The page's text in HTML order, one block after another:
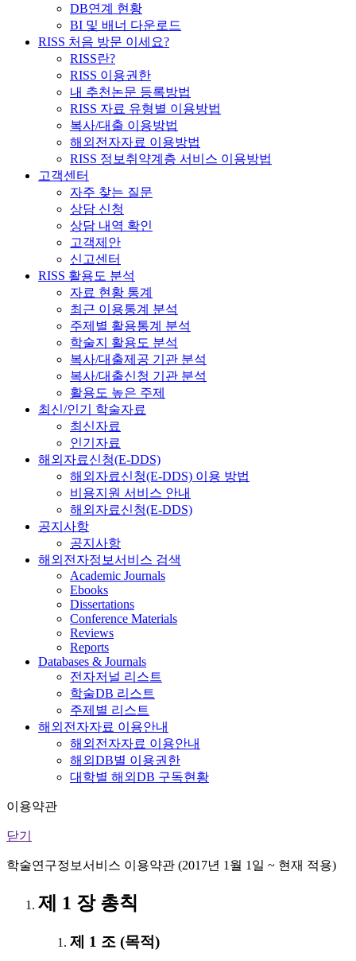
DB연계 현황
BI 및 배너 다운로드
RISS 처음 방문 이세요?
RISS란?
RISS 이용권한
내 추천논문 등록방법
RISS 자료 유형별 이용방법
복사/대출 이용방법
해외전자자료 이용방법
RISS 정보취약계층 서비스 이용방법
고객센터
자주 찾는 질문
상담 신청
상담 내역 확인
고객제안
신고센터
RISS 활용도 분석
자료 현황 통계
최근 이용통계 분석
주제별 활용통계 분석
학술지 활용도 분석
복사/대출제공 기관 분석
복사/대출신청 기관 분석
활용도 높은 주제
최신/인기 학술자료
최신자료
인기자료
해외자료신청(E-DDS)
해외자료신청(E-DDS) 이용 방법
비용지원 서비스 안내
해외자료신청(E-DDS)
공지사항
공지사항
해외전자정보서비스 검색
Academic Journals
Ebooks
Dissertations
Conference Materials
Reviews
Reports
Databases & Journals
전자저널 리스트
학술DB 리스트
주제별 리스트
해외전자자료 이용안내
해외전자자료 이용안내
해외DB별 이용권한
대학별 해외DB 구독현황
이용약관
닫기
학술연구정보서비스 이용약관 (2017년 1월 1일 ~ 현재 적용)
제 1 장 총칙
제 1 조 (목적)